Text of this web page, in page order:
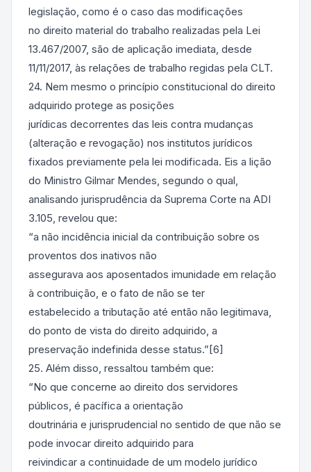
legislação, como é o caso das modificações
no direito material do trabalho realizadas pela Lei
13.467/2007, são de aplicação imediata, desde
11/11/2017, às relações de trabalho regidas pela CLT.
24. Nem mesmo o princípio constitucional do direito
adquirido protege as posições
jurídicas decorrentes das leis contra mudanças
(alteração e revogação) nos institutos jurídicos
fixados previamente pela lei modificada. Eis a lição
do Ministro Gilmar Mendes, segundo o qual,
analisando jurisprudência da Suprema Corte na ADI
3.105, revelou que:
“a não incidência inicial da contribuição sobre os
proventos dos inativos não
assegurava aos aposentados imunidade em relação
à contribuição, e o fato de não se ter
estabelecido a tributação até então não legitimava,
do ponto de vista do direito adquirido, a
preservação indefinida desse status.”[6]
25. Além disso, ressaltou também que:
“No que concerne ao direito dos servidores
públicos, é pacífica a orientação
doutrinária e jurisprudencial no sentido de que não se
pode invocar direito adquirido para
reivindicar a continuidade de um modelo jurídico